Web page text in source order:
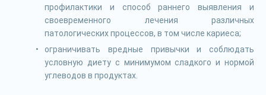
профилактики и способ раннего выявления и
своевременного лечения различных
патологических процессов, в том числе кариеса;
ограничивать вредные привычки и соблюдать
условную диету с минимумом сладкого и нормой
углеводов в продуктах.